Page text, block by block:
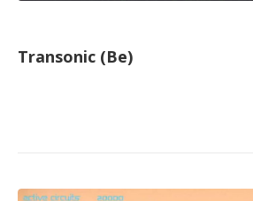
Transonic (Be)